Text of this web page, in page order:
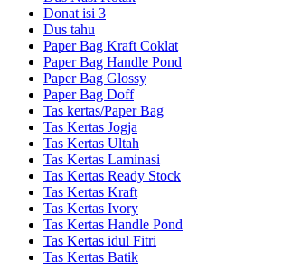
Donat isi 3
Dus tahu
Paper Bag Kraft Coklat
Paper Bag Handle Pond
Paper Bag Glossy
Paper Bag Doff
Tas kertas/Paper Bag
Tas Kertas Jogja
Tas Kertas Ultah
Tas Kertas Laminasi
Tas Kertas Ready Stock
Tas Kertas Kraft
Tas Kertas Ivory
Tas Kertas Handle Pond
Tas Kertas idul Fitri
Tas Kertas Batik